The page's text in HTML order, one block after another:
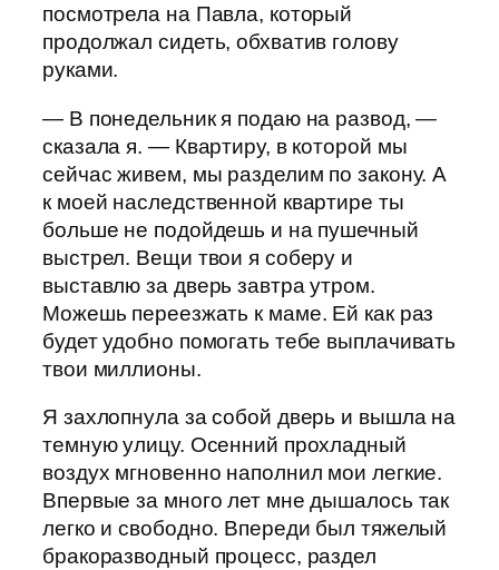
посмотрела на Павла, который
продолжал сидеть, обхватив голову
руками.
— В понедельник я подаю на развод, —
сказала я. — Квартиру, в которой мы
сейчас живем, мы разделим по закону. А
к моей наследственной квартире ты
больше не подойдешь и на пушечный
выстрел. Вещи твои я соберу и
выставлю за дверь завтра утром.
Можешь переезжать к маме. Ей как раз
будет удобно помогать тебе выплачивать
твои миллионы.
Я захлопнула за собой дверь и вышла на
темную улицу. Осенний прохладный
воздух мгновенно наполнил мои легкие.
Впервые за много лет мне дышалось так
легко и свободно. Впереди был тяжелый
бракоразводный процесс, раздел